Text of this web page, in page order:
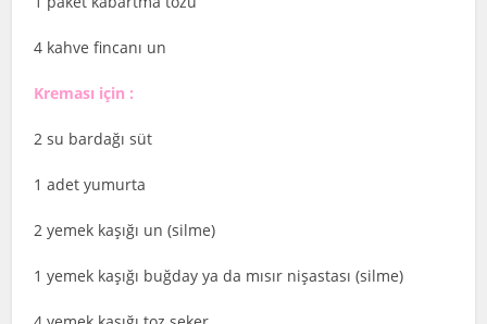
4 kahve fincanı un
Kreması için :
2 su bardağı süt
1 adet yumurta
2 yemek kaşığı un (silme)
1 yemek kaşığı buğday ya da mısır nişastası (silme)